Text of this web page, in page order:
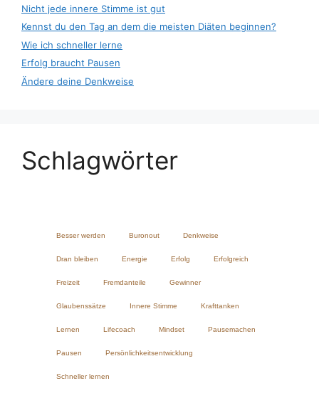
Nicht jede innere Stimme ist gut
Kennst du den Tag an dem die meisten Diäten beginnen?
Wie ich schneller lerne
Erfolg braucht Pausen
Ändere deine Denkweise
Schlagwörter
Besser werden Buronout Denkweise
Dran bleiben Energie Erfolg Erfolgreich
Freizeit Fremdanteile Gewinner
Glaubenssätze Innere Stimme Krafttanken
Lernen Lifecoach Mindset Pausemachen
Pausen Persönlichkeitsentwicklung
Schneller lernen